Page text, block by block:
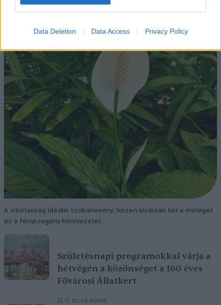
Data Deletion Data Access Privacy Policy
A vitorlavirág ideális szobanövény, hiszen kiválóan tűri a meleget
és a fényszegény környezetet.
Születésnapi programokkal várja a
hétvégén a közönséget a 160 éves
Fővárosi Állatkert
ÉLŐ BOLYGÓNK